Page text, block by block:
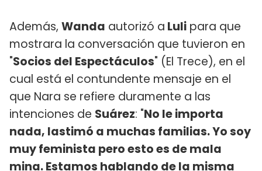
Además, Wanda autorizó a Luli para que
mostrara la conversación que tuvieron en
"Socios del Espectáculos" (El Trece), en el
cual está el contundente mensaje en el
que Nara se refiere duramente a las
intenciones de Suárez: "No le importa
nada, lastimó a muchas familias. Yo soy
muy feminista pero esto es de mala
mina. Estamos hablando de la misma